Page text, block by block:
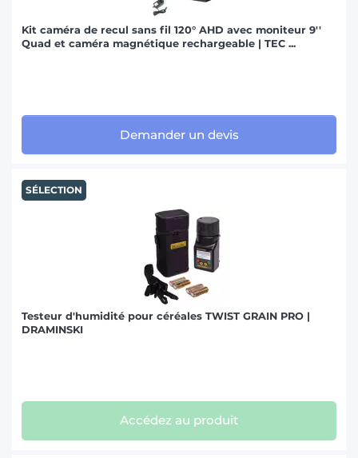
Kit caméra de recul sans fil 120° AHD avec moniteur 9''
Quad et caméra magnétique rechargeable | TEC ...
Demander un devis
SÉLECTION
Testeur d'humidité pour céréales TWIST GRAIN PRO |
DRAMINSKI
Accédez au produit